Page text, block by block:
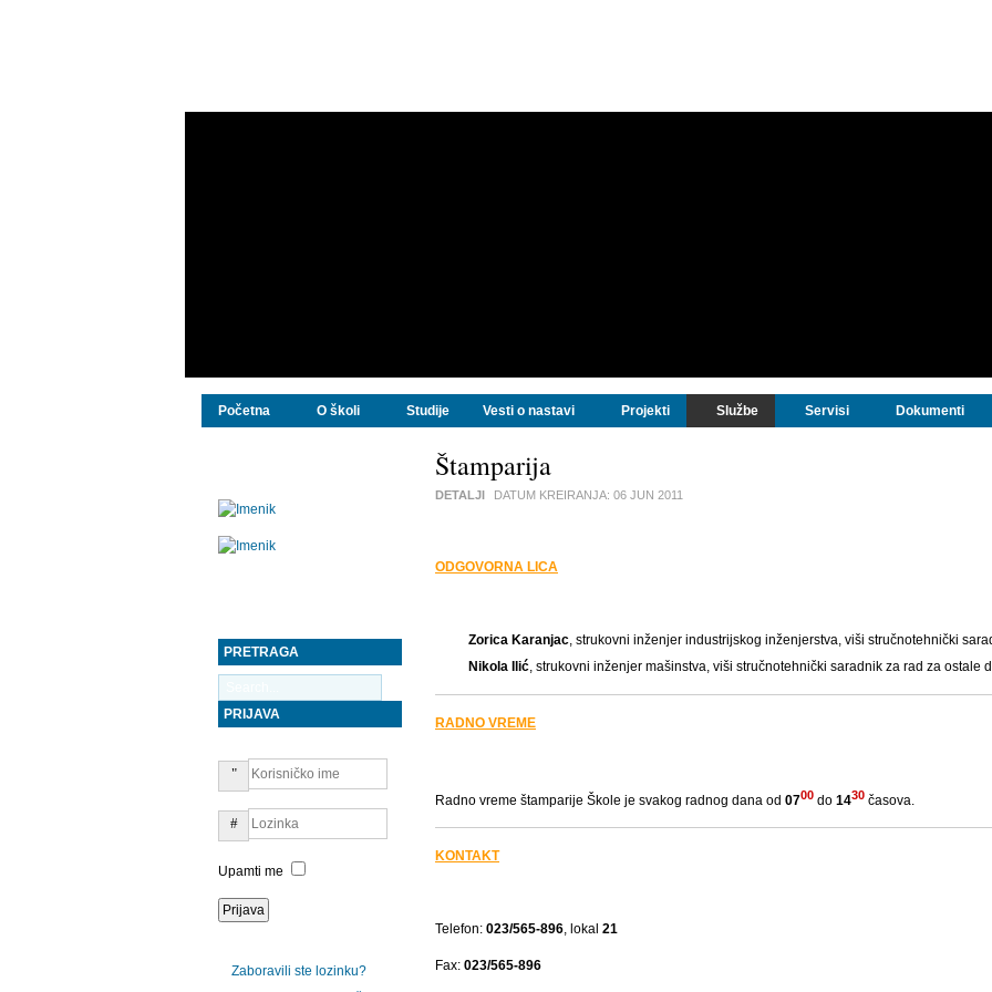
Početna O školi Studije Vesti o nastavi Projekti Službe Servisi Dokumenti
Štamparija
DETALJI DATUM KREIRANJA: 06 JUN 2011
ODGOVORNA LICA
Zorica Karanjac, strukovni inženjer industrijskog inženjerstva, viši stručnotehnički
Nikola Ilić, strukovni inženjer mašinstva, viši stručnotehnički saradnik za rad za ostale
RADNO VREME
Radno vreme štamparije Škole je svakog radnog dana od 0700 do 1430 časova.
KONTAKT
Telefon: 023/565-896, lokal 21
Fax: 023/565-896
PRETRAGA
PRIJAVA
Upamti me
Zaboravili ste lozinku?